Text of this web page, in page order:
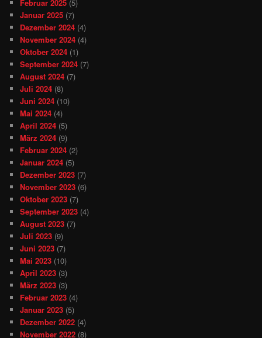
Februar 2025 (5)
Januar 2025 (7)
Dezember 2024 (4)
November 2024 (4)
Oktober 2024 (1)
September 2024 (7)
August 2024 (7)
Juli 2024 (8)
Juni 2024 (10)
Mai 2024 (4)
April 2024 (5)
März 2024 (9)
Februar 2024 (2)
Januar 2024 (5)
Dezember 2023 (7)
November 2023 (6)
Oktober 2023 (7)
September 2023 (4)
August 2023 (7)
Juli 2023 (9)
Juni 2023 (7)
Mai 2023 (10)
April 2023 (3)
März 2023 (3)
Februar 2023 (4)
Januar 2023 (5)
Dezember 2022 (4)
November 2022 (8)